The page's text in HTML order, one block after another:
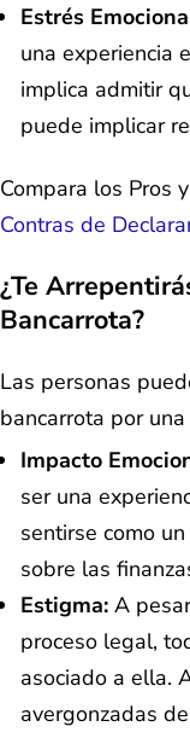
Estrés
una experiencia
implica admitir
puede implicar
Compara los Pros
Contras de
¿Te
Bancarrota?
Las personas
bancarrota por
Impacto
ser una
sentirse como
sobre las
Estigma: A
proceso legal,
asociado a ella.
avergonzadas